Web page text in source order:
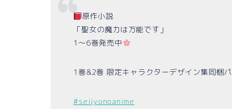
原作小説
「聖女の魔力は万能です」
1〜6巻発売中
1巻&2巻 限定キャラクターデザイン集同梱
#seijyonoanime